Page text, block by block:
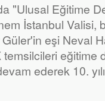
"Ulusal Eğitime
İstanbul Valisi,
eşi Neval
eğitime
ederek 10.